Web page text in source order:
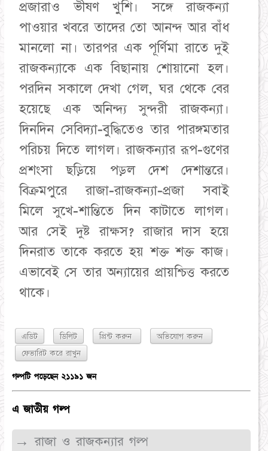
প্রজারাও ভীষণ খুশি। সঙ্গে রাজকন্যা
পাওয়ার খবরে তাদের তো আনন্দ আর বাঁধ
মানলো না। তারপর এক পূর্ণিমা রাতে দুই
রাজকন্যাকে এক বিছানায় শোয়ানো হল।
পরদিন সকালে দেখা গেল, ঘর থেকে বের
হয়েছে এক অনিন্দ্য সুন্দরী রাজকন্যা।
দিনদিন সেবিদ্যা-বুদ্ধিতেও তার পারঙ্গমতার
পরিচয় দিতে লাগল। রাজকন্যার রূপ-গুণের
প্রশংসা ছড়িয়ে পড়ল দেশ দেশান্তরে।
বিক্রমপুরে রাজা-রাজকন্যা-প্রজা সবাই
মিলে সুখে-শান্তিতে দিন কাটাতে লাগল।
আর সেই দুষ্ট রাক্ষস? রাজার দাস হয়ে
দিনরাত তাকে করতে হয় শক্ত শক্ত কাজ।
এভাবেই সে তার অন্যায়ের প্রায়শ্চিত্ত করতে
থাকে।
এডিট ডিলিট প্রিন্ট করুন অভিযোগ করুন
গল্পটি পড়েছেন ২১১৯১ জন
এ জাতীয় গল্প
→ রাজা ও রাজকন্যার গল্প